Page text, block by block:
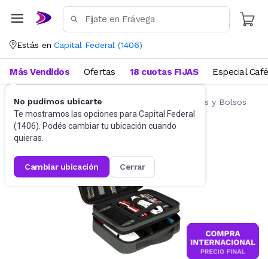
Estás en Capital Federal (1406)
No pudimos ubicarte
Te mostramos las opciones para Capital Federal
(1406). Podés cambiar tu ubicación cuando
quieras.
cambiar ubicación cerrar
Más Vendidos Ofertas 18 cuotas FIJAS Especial Café
Accesorios de Informática Fundas, Estuches y Bolsos